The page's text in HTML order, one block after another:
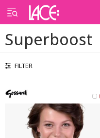
Startseite Superboost
Superboost
FILTER